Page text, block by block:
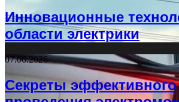
Инновационные
области электрики
07.06.2026
Секреты эффективного